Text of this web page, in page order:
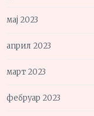
мај 2023
април 2023
март 2023
фебруар 2023